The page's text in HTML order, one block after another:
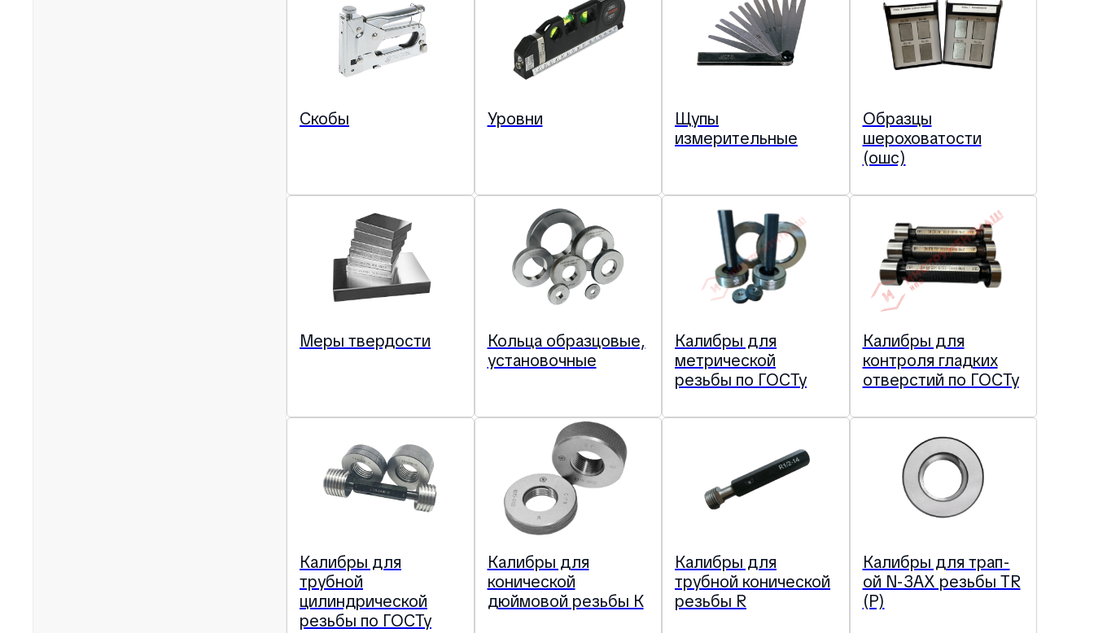
Скобы Уровни
Щупы
измерительные
Образцы
шероховатости
(ошс)
Меры твердости
Кольца образцовые,
установочные
Калибры для
метрической
резьбы по ГОСТу
Калибры для
контроля гладких
отверстий по ГОСТу
Калибры для
трубной
цилиндрической
резьбы по ГОСТу
Калибры для
конической
дюймовой резьбы К
Калибры для
трубной конической
резьбы R
Калибры для трап-
ой N-ЗАХ резьбы TR
(P)